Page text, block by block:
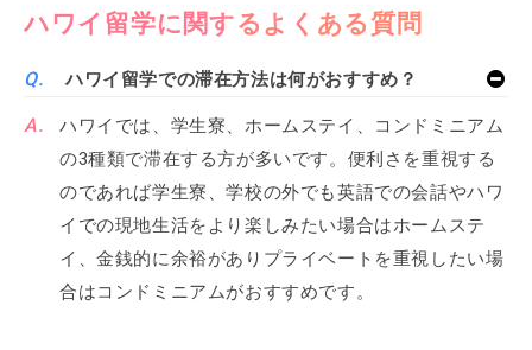
また、お子さんがスクールに行っている間、ご両親だけ
で別のアクティビティに通う事も可能です。
アンキルティングの体験レッスンに参加するのもよし、
レイメイキングやハワイアンヨガなどの体験も可能で
す。
ハワイアンクッキングを習って、帰ってきたお子さんに
ハワイアン料理をごちそうするのもステキですね♪
ハワイ留学に関するよくある質問
ハワイ留学での滞在方法は何がおすすめ？
ハワイでは、学生寮、ホームステイ、コンドミニアム
の3種類で滞在する方が多いです。便利さを重視する
のであれば学生寮、学校の外でも英語での会話やハワ
イでの現地生活をより楽しみたい場合はホームステ
イ、金銭的に余裕がありプライベートを重視したい場
合はコンドミニアムがおすすめです。